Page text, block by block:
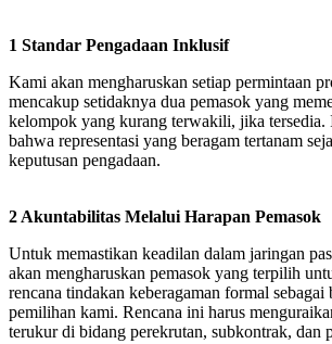
1 Standar Pengadaan Inklusif
Kami akan mengharuskan setiap permintaan
mencakup setidaknya dua pemasok yang
kelompok yang kurang terwakili, jika tersedia.
bahwa representasi yang beragam tertanam
keputusan pengadaan.
2 Akuntabilitas Melalui Harapan Pemasok
Untuk memastikan keadilan dalam jaringan
akan mengharuskan pemasok yang terpilih
rencana tindakan keberagaman formal
pemilihan kami. Rencana ini harus
terukur di bidang perekrutan, subkontrak, dan